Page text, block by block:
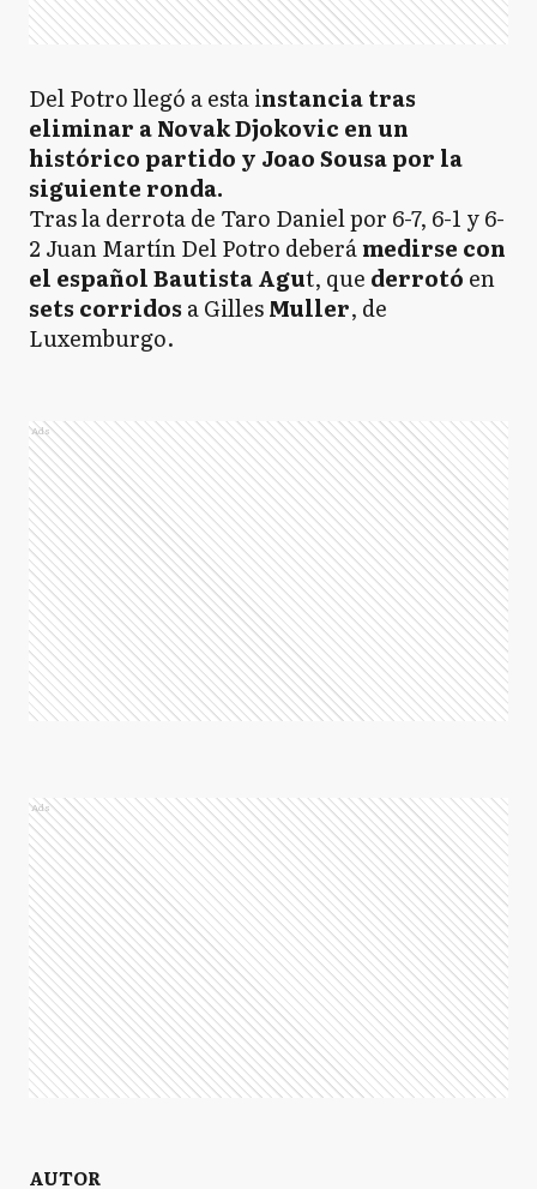
Del Potro llegó a esta instancia tras
eliminar a Novak Djokovic en un
histórico partido y Joao Sousa por la
siguiente ronda.
Tras la derrota de Taro Daniel por 6-7, 6-1 y 6-
2 Juan Martín Del Potro deberámedirse con
el español Bautista Agut, que derrotó en
sets corridos a GillesMuller, de
Luxemburgo.
Ads
Ads
AUTOR